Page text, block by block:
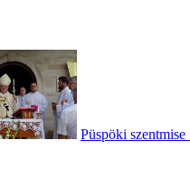
Püspöki